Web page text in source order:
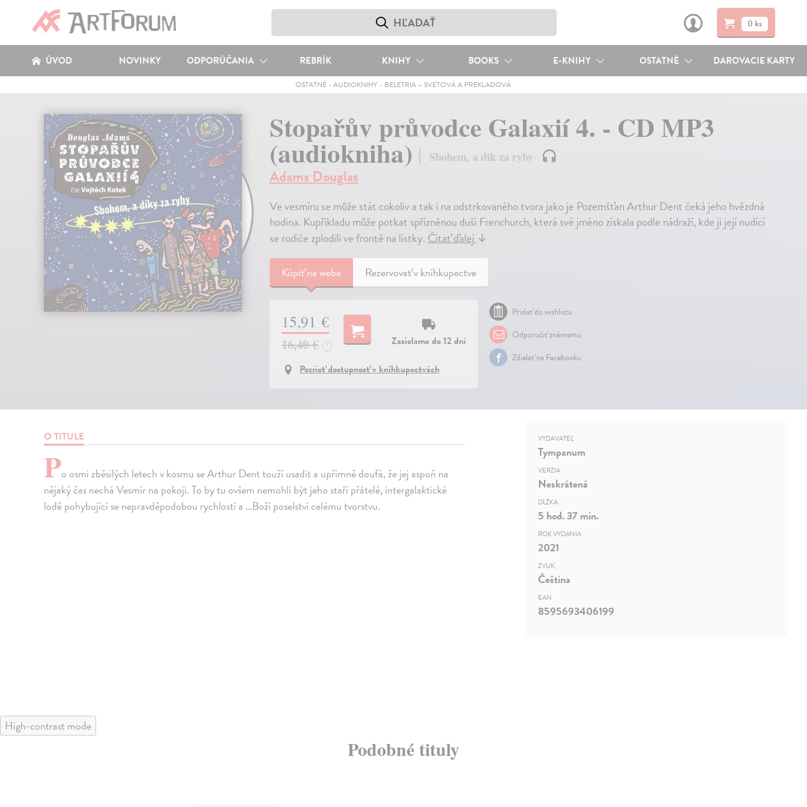
0 ks
ÚVOD NOVINKY ODPORÚČANIA REBRÍK KNIHY BOOKS E-KNIHY OSTATNÉ DAROVACIE KARTY
OSTATNÉ -AUDIOKNIHY - BELETRIA – SVETOVÁ A PREKLADOVÁ
Stopařův průvodce Galaxií 4. - CD MP3
(audiokniha) Sbohem, a dík za ryby
Adams Douglas
Ve vesmíru se může stát cokoliv a tak i na odstrkovaného tvora jako je Pozemšťan Arthur Dent čeká jeho hvězdná
hodina. Kupříkladu může potkat spřízněnou duši Frenchurch, která své jméno získala podle nádraží, kde ji její nudící
se rodiče zplodili ve frontě na lístky.Čítať ďalej↓
Kúpiťna webe Rezervovať v kníhkupectve
15,91 €
16,40 € ?
Zasielame do 12 dní
Pozrieť dostupnosť v kníhkupectvách
Pridať do wishlistu
Odporučiť známemu
Zdielať na Facebooku
O TITULE
Po osmi zběsilých letech v kosmu se Arthur Dent touží usadit a upřímně doufá, že jej aspoň na
nějaký čas nechá Vesmír na pokoji. To by tu ovšem nemohli být jeho staří přátelé, intergalaktické
lodě pohybující se nepravděpodobou rychlostí a …Boží poselství celému tvorstvu.
VYDAVATEĽ
Tympanum
VERZIA
Neskrátená
DĹŽKA
5 hod. 37 min.
ROK VYDANIA
2021
ZVUK
Čeština
EAN
8595693406199
High-contrast mode
Podobné tituly